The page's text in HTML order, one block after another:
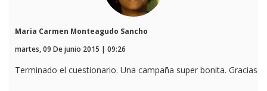
Maria Carmen Monteagudo Sancho
martes, 09 De junio 2015 | 09:26
Terminado el cuestionario. Una campaña super bonita. Gracias